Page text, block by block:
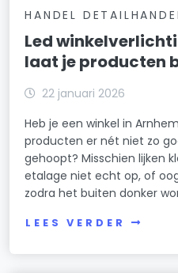
HANDEL
Led
laat je producten
22 januari 2026
Heb je een winkel in
producten er nét niet zo
gehoopt? Misschien lijken
etalage niet echt op, of
zodra het buiten donker
LEES VERDER